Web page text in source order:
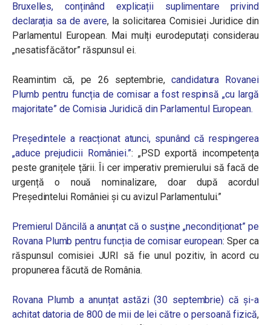
Bruxelles, conținând explicații suplimentare privind
declarația sa de avere, la solicitarea Comisiei Juridice din
Parlamentul European. Mai mulți eurodeputați considerau
„nesatisfăcător” răspunsul ei.
Reamintim că, pe 26 septembrie,candidatura Rovanei
Plumb pentru funcția de comisar a fost respinsă „cu largă
majoritate” de Comisia Juridică din Parlamentul European.
Președintele a reacționat atunci, spunând că respingerea
„aduce prejudicii României.”: „PSD exportă incompetența
peste granițele țării. Îi cer imperativ premierului să facă de
urgență o nouă nominalizare, doar după acordul
Președintelui României și cu avizul Parlamentului.”
Premierul Dăncilă a anunțat că o susține „necondiționat” pe
Rovana Plumb pentru funcția de comisar european: Sper ca
răspunsul comisiei JURI să fie unul pozitiv, în acord cu
propunerea făcută de România.
Rovana Plumb a anunțat astăzi (30 septembrie) că și-a
achitat datoria de 800 de mii de lei către o persoană fizică,